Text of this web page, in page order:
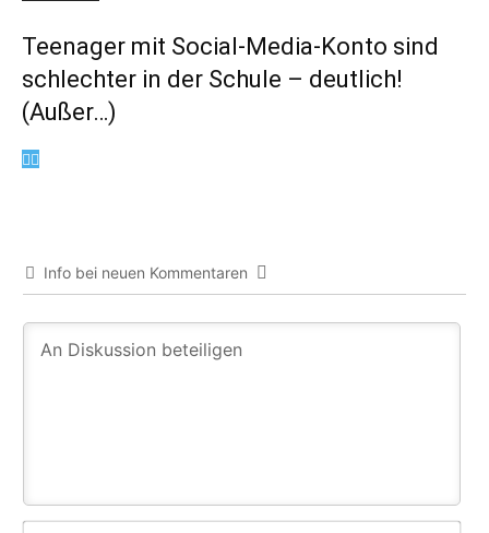
Teenager mit Social-Media-Konto sind
schlechter in der Schule – deutlich!
(Außer…)
Info bei neuen Kommentaren